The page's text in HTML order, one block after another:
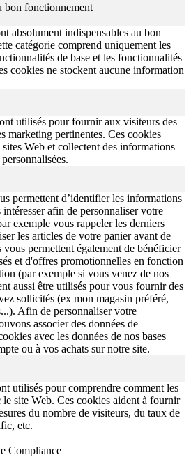
bon fonctionnement
absolument indispensables au bon
catégorie comprend uniquement les
de base et les fonctionnalités
cookies ne stockent aucune information
utilisés pour fournir aux visiteurs des
marketing pertinentes. Ces cookies
Web et collectent des informations
permettent d’identifier les informations
afin de personnaliser votre
exemple vous rappeler les derniers
les articles de votre panier avant de
permettent également de bénéficier
et d'offres promotionnelles en fonction
(par exemple si vous venez de nos
aussi être utilisés pour vous fournir des
sollicités (ex mon magasin préféré,
Afin de personnaliser votre
associer des données de
avec les données de nos bases
ou à vos achats sur notre site.
utilisés pour comprendre comment les
site Web. Ces cookies aident à fournir
du nombre de visiteurs, du taux de
etc.
Compliance